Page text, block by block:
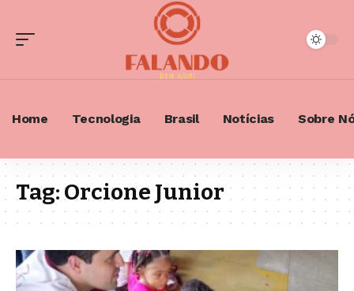
Home Tecnologia Brasil Notícias Sobre
Tag:Orcione Junior